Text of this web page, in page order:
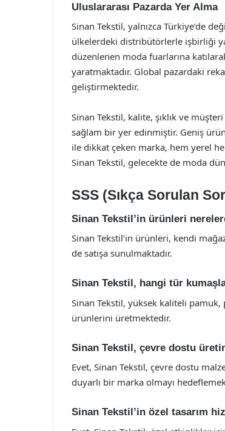
Uluslararası Pazarda Yer Alma
Sinan Tekstil, yalnızca Türkiye’de
ülkelerdeki distribütörlerle işbirliği
düzenlenen moda fuarlarına
yaratmaktadır. Global pazardaki
geliştirmektedir.
Sinan Tekstil, kalite, şıklık ve
sağlam bir yer edinmiştir. Geniş
ile dikkat çeken marka, hem yerel
Sinan Tekstil, gelecekte de moda
SSS (Sıkça Sorulan
Sinan Tekstil’in ürünleri
Sinan Tekstil’in ürünleri, kendi
de satışa sunulmaktadır.
Sinan Tekstil, hangi tür
Sinan Tekstil, yüksek kaliteli
ürünlerini üretmektedir.
Sinan Tekstil, çevre dostu
Evet, Sinan Tekstil, çevre dostu
duyarlı bir marka olmayı
Sinan Tekstil’in özel tasarım